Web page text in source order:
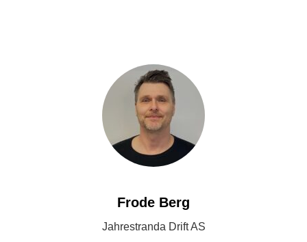
Frode Berg
Jahrestranda Drift AS